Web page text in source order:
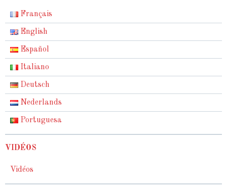
Français
English
Español
Italiano
Deutsch
Nederlands
Portuguesa
VIDÉOS
Vidéos